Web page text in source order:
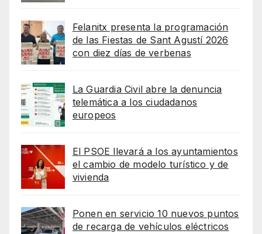
Felanitx presenta la programación
de las Fiestas de Sant Agustí 2026
con diez días de verbenas
La Guardia Civil abre la denuncia
telemática a los ciudadanos
europeos
El PSOE llevará a los ayuntamientos
el cambio de modelo turístico y de
vivienda
Ponen en servicio 10 nuevos puntos
de recarga de vehículos eléctricos